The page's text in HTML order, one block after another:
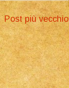
Post più vecchio